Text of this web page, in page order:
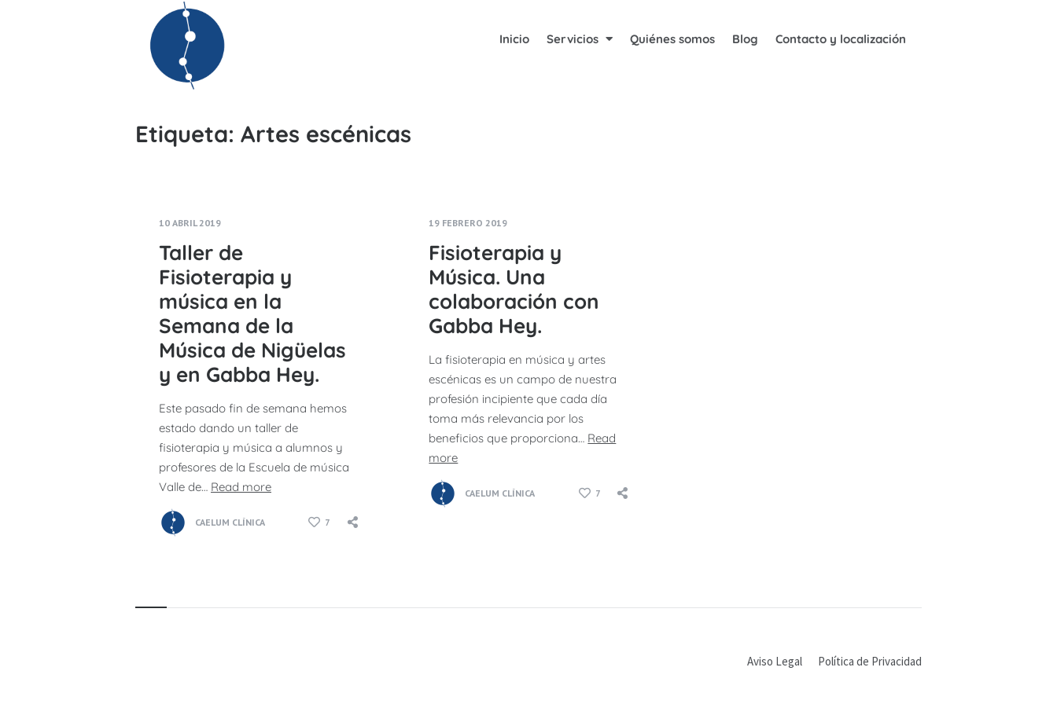
Inicio Servicios Quiénes somos Blog Contacto y localización
Etiqueta: Artes escénicas
10 ABRIL 2019
Taller de
Fisioterapia y
música en la
Semana de la
Música de Nigüelas
y en Gabba Hey.
Este pasado fin de semana hemos
estado dando un taller de
fisioterapia y música a alumnos y
profesores de la Escuela de música
Valle de… Read more
CAELUM CLÍNICA 7
19 FEBRERO 2019
Fisioterapia y
Música. Una
colaboración con
Gabba Hey.
La fisioterapia en música y artes
escénicas es un campo de nuestra
profesión incipiente que cada día
toma más relevancia por los
beneficios que proporciona… Read
more
CAELUM CLÍNICA 7
Aviso Legal Política de Privacidad